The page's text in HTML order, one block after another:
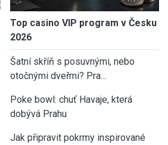
Top casino VIP program v Česku
2026
Šatní skříň s posuvnými, nebo
otočnými dveřmi? Pra…
Poke bowl: chuť Havaje, která
dobývá Prahu
Jak připravit pokrmy inspirované